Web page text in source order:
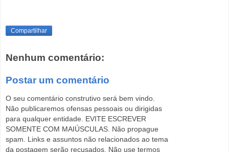
Compartilhar
Nenhum comentário:
Postar um comentário
O seu comentário construtivo será bem vindo.
Não publicaremos ofensas pessoais ou dirigidas
para qualquer entidade. EVITE ESCREVER
SOMENTE COM MAIÚSCULAS. Não propague
spam. Links e assuntos não relacionados ao tema
da postagem serão recusados. Não use termos